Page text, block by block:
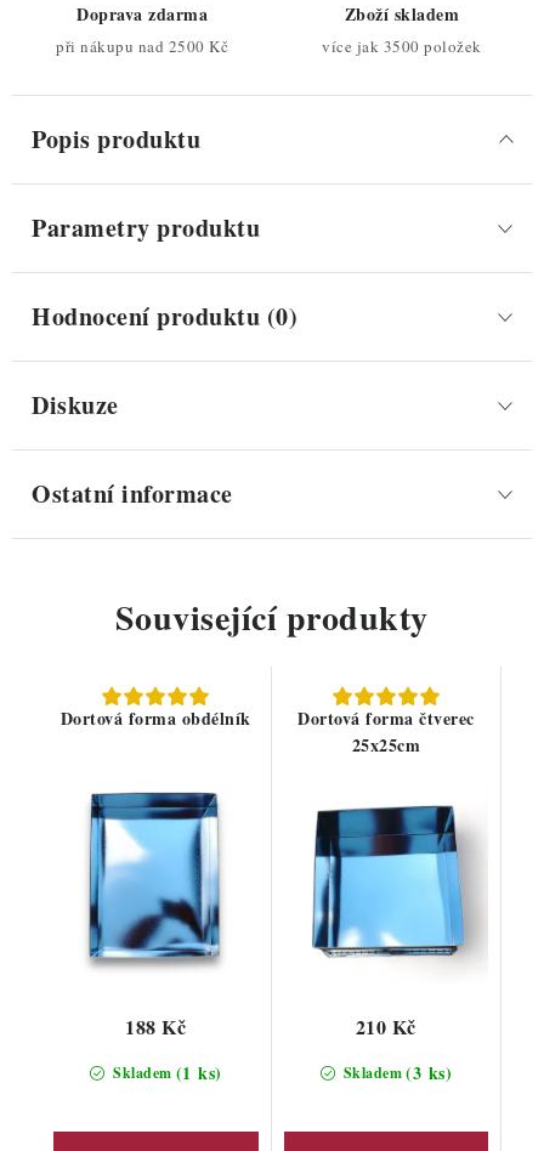
Doprava zdarma
při nákupu nad 2500 Kč
Zboží skladem
více jak 3500 položek
Popis produktu
Parametry produktu
Hodnocení produktu (0)
Diskuze
Ostatní informace
Související produkty
Dortová forma obdélník
Skladem (1 ks)
188 Kč
Dortová forma čtverec
25x25cm
Skladem(3 ks)
210 Kč